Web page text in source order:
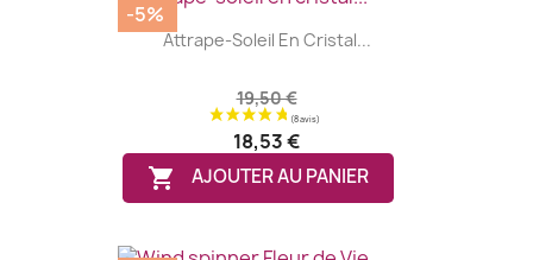
Attrape-Soleil En Cristal...
19,50 €
18,53 €
 AJOUTER AU PANIER
-5%